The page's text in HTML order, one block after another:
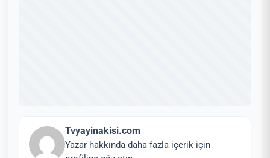
Tvyayinakisi.com
Yazar hakkında daha fazla içerik için